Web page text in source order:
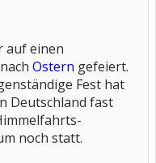
auf einen
Ostern gefeiert.
Fest hat
Deutschland fast
noch statt.